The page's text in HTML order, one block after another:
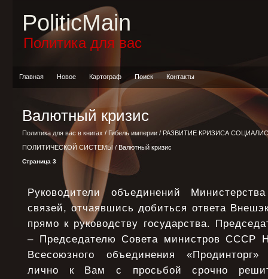
PoliticMain
Политика для вас
Главная Новое Картограф Поиск Контакты
Валютный кризис
Политика для вас в книгах / Гибель империи/РАЗВИТИЕ КРИЗИСА
ПОЛИТИЧЕСКОЙ СИСТЕМЫ / Валютный кризис
Страница 3
Руководители объединений
связей, отчаявшись добиться ответа
прямо к руководству государства.
– Председателю Совета министров СССР
Всесоюзного объединения
лично к Вам с просьбой срочно